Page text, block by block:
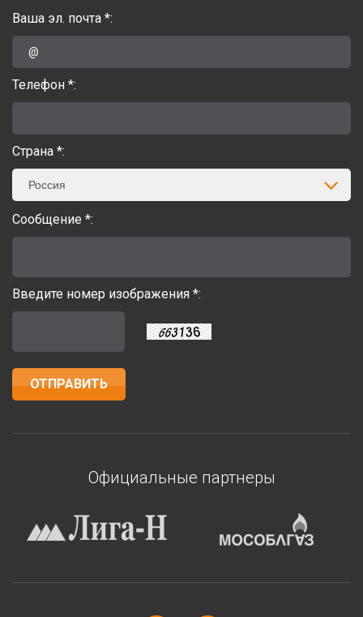
Ваша эл. почта *:
Телефон *:
Страна *:
Россия
Сообщение *:
Введите номер изображения *:
Официальные партнеры